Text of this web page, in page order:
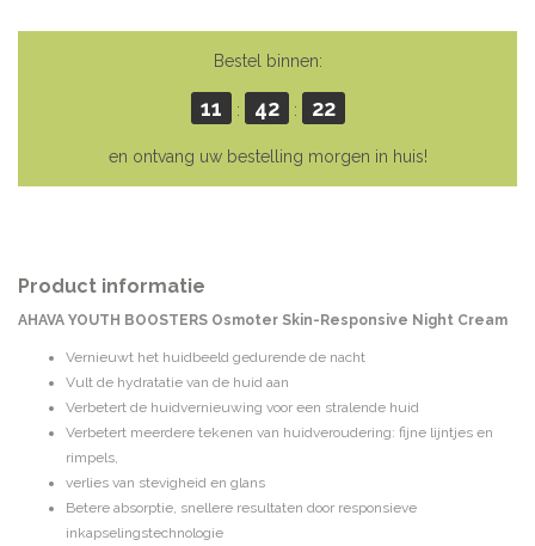
Bestel binnen:
11 : 42 : 22
en ontvang uw bestelling morgen in huis!
Product informatie
AHAVA YOUTH BOOSTERS Osmoter Skin-Responsive Night Cream
Vernieuwt het huidbeeld gedurende de nacht
Vult de hydratatie van de huid aan
Verbetert de huidvernieuwing voor een stralende huid
Verbetert meerdere tekenen van huidveroudering: fijne lijntjes en
rimpels,
verlies van stevigheid en glans
Betere absorptie, snellere resultaten door responsieve
inkapselingstechnologie